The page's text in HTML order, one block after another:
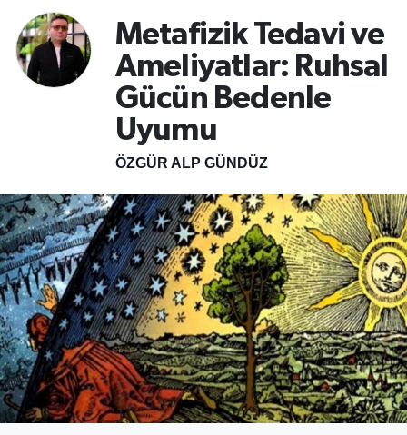
Metafizik Tedavi ve
Ameliyatlar: Ruhsal
Gücün Bedenle
Uyumu
ÖZGÜR ALP GÜNDÜZ
SPOR
ÇEVRE
BİLİM - TEKNOLOJİ
KADIN
KÜLTÜR SANAT
MAGAZİN